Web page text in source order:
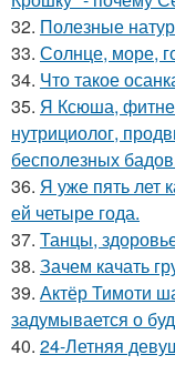
32. Полезные
33. Солнце, море,
34. Что такое
35. Я Ксюша,
нутрициолог,
бесполезных
36. Я уже пять лет
ей четыре года.
37. Танцы,
38. Зачем качать
39. Актёр Тимоти
задумывается о
40. 24-Летняя